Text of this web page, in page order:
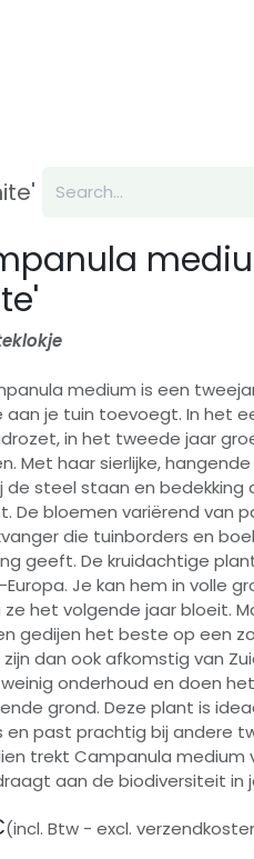
medium is een
aan je tuin toevoegt. In het
in het tweede jaar
Met haar sierlijke,
de steel staan en
De bloemen variërend van
die tuinborders en
geeft. De kruidachtige
Europa. Je kan hem in volle
het volgende jaar bloeit.
gedijen het beste op een
zijn dan ook afkomstig van
onderhoud en doen
grond. Deze plant is
en past prachtig bij andere
trekt Campanula medium
aan de biodiversiteit in
(incl. Btw - excl.